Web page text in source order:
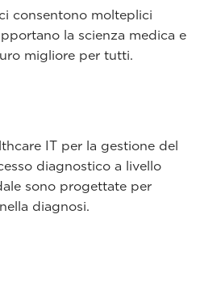
consentono molteplici
la scienza medica e
migliore per tutti.
IT per la gestione del
diagnostico a livello
sono progettate per
diagnosi.